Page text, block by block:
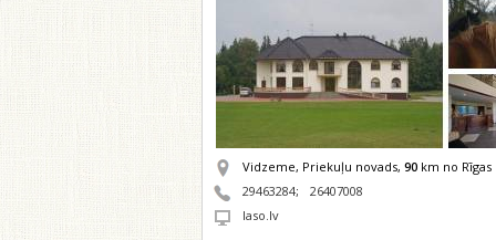
Vidzeme, Priekuļu novads, 90 km no Rīgas
29463284;
26407008
laso.lv